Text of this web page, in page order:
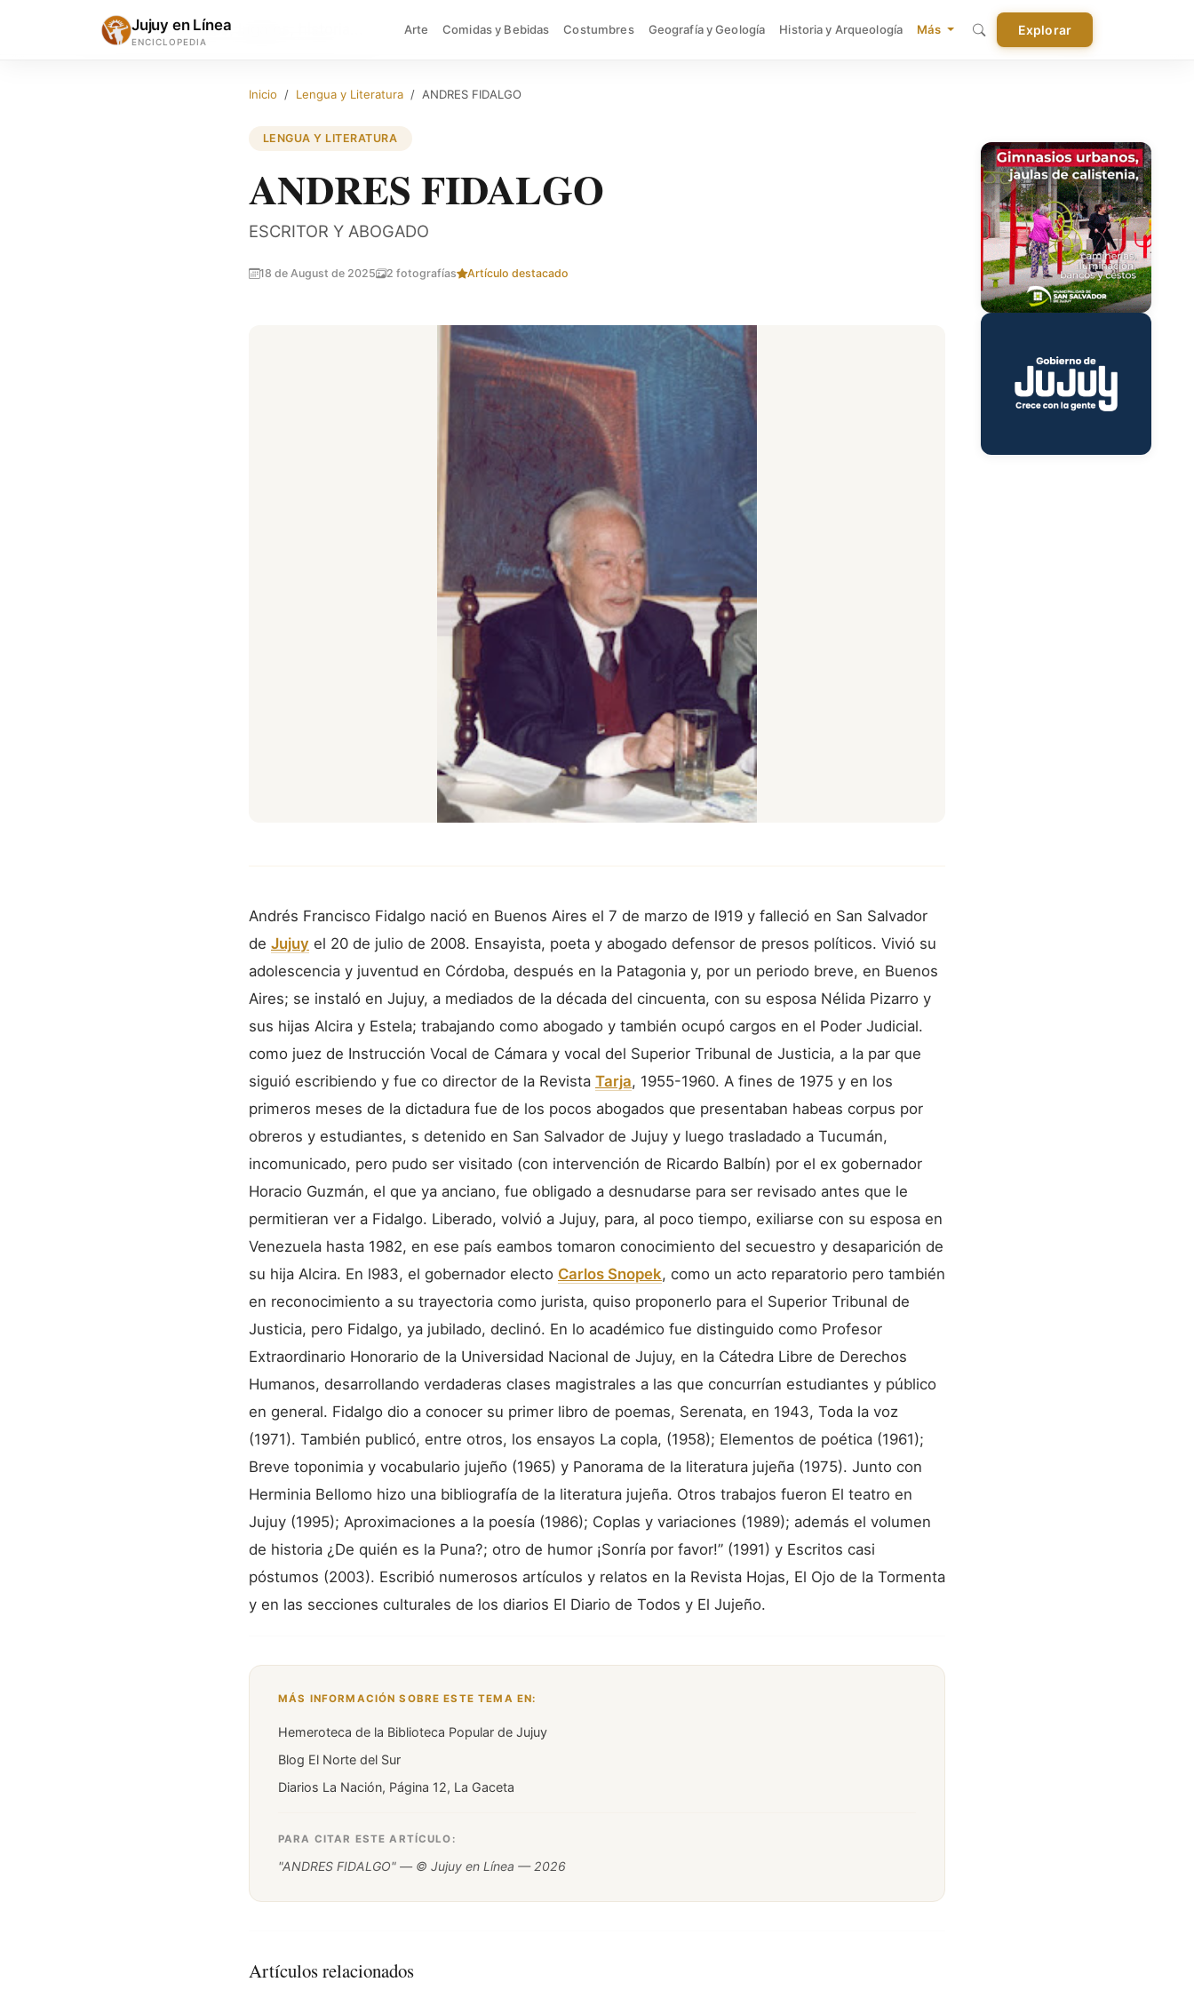
Jujuy en Línea
ENCICLOPEDIA
Arte Comidas y Bebidas Costumbres Geografía y Geología Historia y Arqueología Más Explorar
Inicio Lengua y Literatura ANDRES FIDALGO
LENGUA Y LITERATURA
ANDRES FIDALGO
ESCRITOR Y ABOGADO
18 de August de 2025 2 fotografías Artículo destacado
Andrés Francisco Fidalgo nació en Buenos Aires el 7 de marzo de l919 y falleció en San Salvador
de Jujuy el 20 de julio de 2008. Ensayista, poeta y abogado defensor de presos políticos. Vivió su
adolescencia y juventud en Córdoba, después en la Patagonia y, por un periodo breve, en Buenos
Aires; se instaló en Jujuy, a mediados de la década del cincuenta, con su esposa Nélida Pizarro y
sus hijas Alcira y Estela; trabajando como abogado y también ocupó cargos en el Poder Judicial.
como juez de Instrucción Vocal de Cámara y vocal del Superior Tribunal de Justicia, a la par que
siguió escribiendo y fue co director de la Revista Tarja, 1955-1960. A fines de 1975 y en los
primeros meses de la dictadura fue de los pocos abogados que presentaban habeas corpus por
obreros y estudiantes, s detenido en San Salvador de Jujuy y luego trasladado a Tucumán,
incomunicado, pero pudo ser visitado (con intervención de Ricardo Balbín) por el ex gobernador
Horacio Guzmán, el que ya anciano, fue obligado a desnudarse para ser revisado antes que le
permitieran ver a Fidalgo. Liberado, volvió a Jujuy, para, al poco tiempo, exiliarse con su esposa en
Venezuela hasta 1982, en ese país eambos tomaron conocimiento del secuestro y desaparición de
su hija Alcira. En l983, el gobernador electo Carlos Snopek, como un acto reparatorio pero también
en reconocimiento a su trayectoria como jurista, quiso proponerlo para el Superior Tribunal de
Justicia, pero Fidalgo, ya jubilado, declinó. En lo académico fue distinguido como Profesor
Extraordinario Honorario de la Universidad Nacional de Jujuy, en la Cátedra Libre de Derechos
Humanos, desarrollando verdaderas clases magistrales a las que concurrían estudiantes y público
en general. Fidalgo dio a conocer su primer libro de poemas, Serenata, en 1943, Toda la voz
(1971). También publicó, entre otros, los ensayos La copla, (1958); Elementos de poética (1961);
Breve toponimia y vocabulario jujeño (1965) y Panorama de la literatura jujeña (1975). Junto con
Herminia Bellomo hizo una bibliografía de la literatura jujeña. Otros trabajos fueron El teatro en
Jujuy (1995); Aproximaciones a la poesía (1986); Coplas y variaciones (1989); además el volumen
de historia ¿De quién es la Puna?; otro de humor ¡Sonría por favor!” (1991) y Escritos casi
póstumos (2003). Escribió numerosos artículos y relatos en la Revista Hojas, El Ojo de la Tormenta
y en las secciones culturales de los diarios El Diario de Todos y El Jujeño.
MÁS INFORMACIÓN SOBRE ESTE TEMA EN:
Hemeroteca de la Biblioteca Popular de Jujuy
Blog El Norte del Sur
Diarios La Nación, Página 12, La Gaceta
PARA CITAR ESTE ARTÍCULO:
"ANDRES FIDALGO" — © Jujuy en Línea — 2026
Artículos relacionados